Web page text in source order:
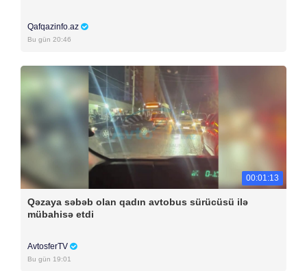
Qafqazinfo.az
Bu gün 20:46
00:01:13
Qəzaya səbəb olan qadın avtobus sürücüsü ilə
mübahisə etdi
AvtosferTV
Bu gün 19:01